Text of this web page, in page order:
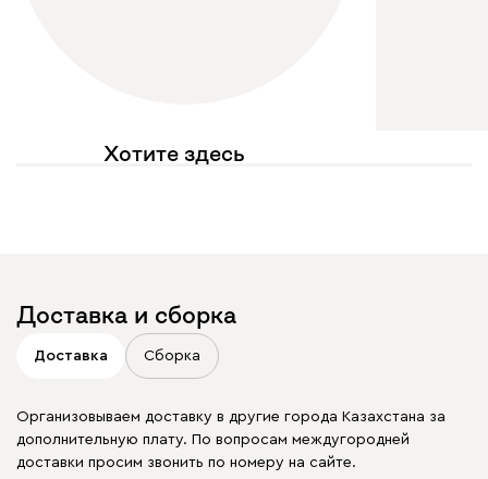
Хотите здесь
Доставка и сборка
Доставка Сборка
Организовываем доставку в другие города Казахстана за
дополнительную плату. По вопросам междугородней
доставки просим звонить по номеру на сайте.